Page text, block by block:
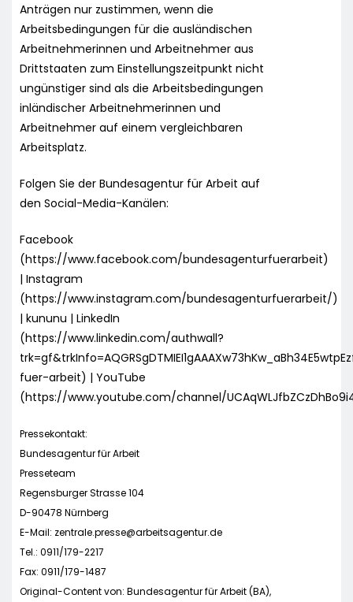
Anträgen nur zustimmen, wenn die
Arbeitsbedingungen für die ausländischen
Arbeitnehmerinnen und Arbeitnehmer aus
Drittstaaten zum Einstellungszeitpunkt nicht
ungünstiger sind als die Arbeitsbedingungen
inländischer Arbeitnehmerinnen und
Arbeitnehmer auf einem vergleichbaren
Arbeitsplatz.
Folgen Sie der Bundesagentur für Arbeit auf
den Social-Media-Kanälen:
Facebook
(https://www.facebook.com/bundesagenturfuerarbeit)
| Instagram
(https://www.instagram.com/bundesagenturfuerarbeit/)
| kununu | LinkedIn
(https://www.linkedin.com/authwall?
fuer-arbeit) | YouTube
(https://www.youtube.com/channel/
Pressekontakt:
Bundesagentur für Arbeit
Presseteam
Regensburger Strasse 104
D-90478 Nürnberg
E-Mail: zentrale.presse@arbeitsagentur.de
Tel.: 0911/179-2217
Fax: 0911/179-1487
Original-Content von: Bundesagentur für Arbeit (BA),